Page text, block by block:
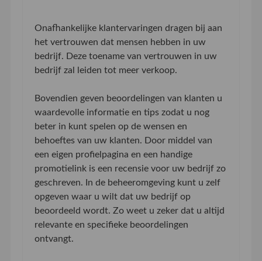
Onafhankelijke klantervaringen dragen bij aan
het vertrouwen dat mensen hebben in uw
bedrijf. Deze toename van vertrouwen in uw
bedrijf zal leiden tot meer verkoop.
Bovendien geven beoordelingen van klanten u
waardevolle informatie en tips zodat u nog
beter in kunt spelen op de wensen en
behoeftes van uw klanten. Door middel van
een eigen profielpagina en een handige
promotielink is een recensie voor uw bedrijf zo
geschreven. In de beheeromgeving kunt u zelf
opgeven waar u wilt dat uw bedrijf op
beoordeeld wordt. Zo weet u zeker dat u altijd
relevante en specifieke beoordelingen
ontvangt.